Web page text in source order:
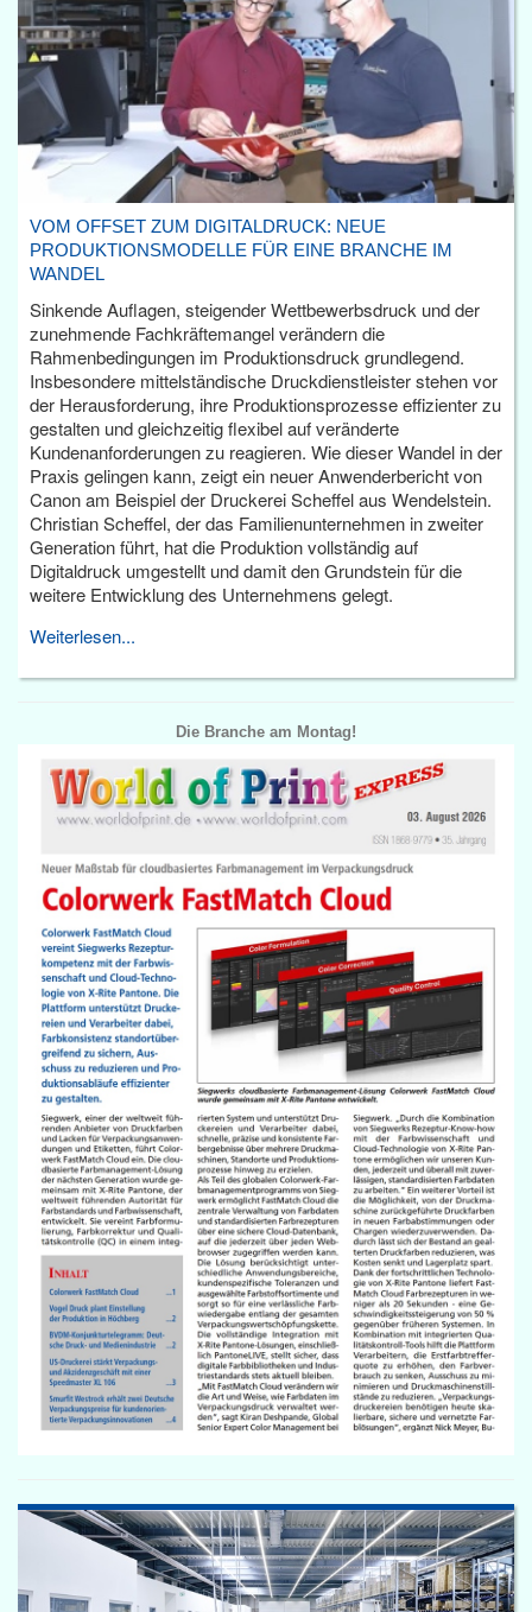
VOM OFFSET ZUM DIGITALDRUCK: NEUE
PRODUKTIONSMODELLE FÜR EINE BRANCHE IM
WANDEL
Sinkende Auflagen, steigender Wettbewerbsdruck und der
zunehmende Fachkräftemangel verändern die
Rahmenbedingungen im Produktionsdruck grundlegend.
Insbesondere mittelständische Druckdienstleister stehen vor
der Herausforderung, ihre Produktionsprozesse effizienter zu
gestalten und gleichzeitig flexibel auf veränderte
Kundenanforderungen zu reagieren. Wie dieser Wandel in der
Praxis gelingen kann, zeigt ein neuer Anwenderbericht von
Canon am Beispiel der Druckerei Scheffel aus Wendelstein.
Christian Scheffel, der das Familienunternehmen in zweiter
Generation führt, hat die Produktion vollständig auf
Digitaldruck umgestellt und damit den Grundstein für die
weitere Entwicklung des Unternehmens gelegt.
Weiterlesen...
Die Branche am Montag!